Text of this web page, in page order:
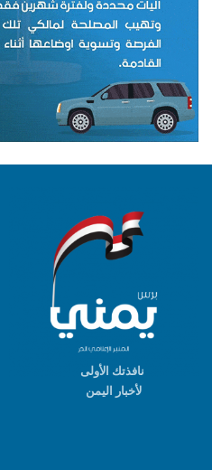
نافذتك الأولى
لأخبار اليمن